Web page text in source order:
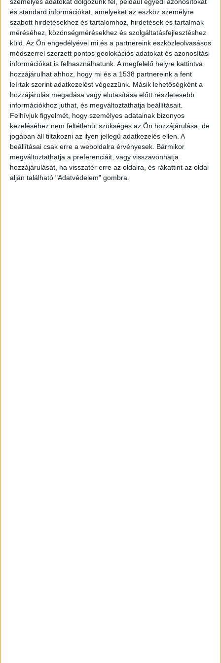
és standard információkat, amelyeket az eszköz személyre
szabott hirdetésekhez és tartalomhoz, hirdetések és tartalmak
méréséhez, közönségmérésekhez és szolgáltatásfejlesztéshez
küld. Az Ön engedélyével mi és a partnereink eszközleolvasásos
módszerrel szerzett pontos geolokációs adatokat és azonosítási
információkat is felhasználhatunk. A megfelelő helyre kattintva
hozzájárulhat ahhoz, hogy mi és a 1538 partnereink a fent
leírtak szerint adatkezelést végezzünk. Másik lehetőségként a
hozzájárulás megadása vagy elutasítása előtt részletesebb
információkhoz juthat, és megváltoztathatja beállításait.
Felhívjuk figyelmét, hogy személyes adatainak bizonyos
kezeléséhez nem feltétlenül szükséges az Ön hozzájárulása, de
jogában áll tiltakozni az ilyen jellegű adatkezelés ellen. A
beállításai csak erre a weboldalra érvényesek. Bármikor
megváltoztathatja a preferenciáit, vagy visszavonhatja
hozzájárulását, ha visszatér erre az oldalra, és rákattint az oldal
alján található "Adatvédelem" gombra.
Dunakanyar térségéből és az észak-keleti
agglomeráció felől a Velencei-tóra, Balatonra.
Meghosszabbították
A Napfürdő és a Jégmadár expresszvonat
augusztus 29-ig, minden hétvégén KISS
motorvonattal közlekedik. Az már egy másik
kérdés, hogy Budapesten 40 percig halad át a
Jégmadár a több állomás miatt.
Vácon sokan szállnak fel a
Jégmadárra